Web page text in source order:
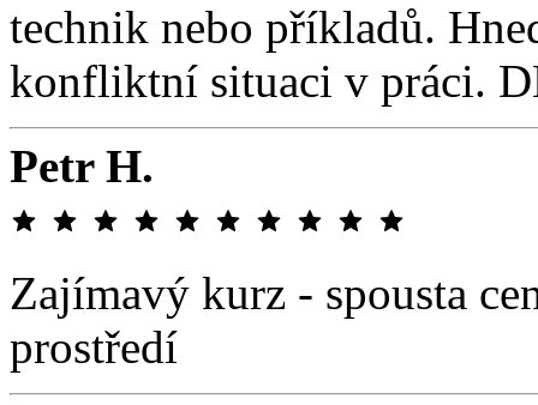
technik nebo příkladů.
konfliktní situaci v práci.
Petr H.
Zajímavý kurz - spousta
prostředí